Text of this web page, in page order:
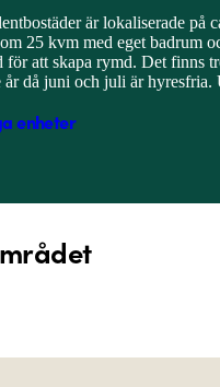
är lokaliserade på
25 kvm med eget badrum
för att skapa rymd. Det finns
år då juni och juli är hyresfria.
enheter